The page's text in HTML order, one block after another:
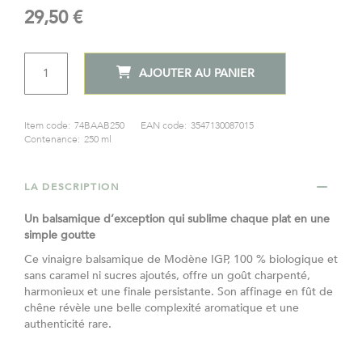
images
gallery
29,50 €
QTÉ
AJOUTER AU PANIER
Item code: 74BAAB250 EAN code: 3547130087015
Contenance: 250 ml
LA DESCRIPTION
Un balsamique d’exception qui sublime chaque plat en une
simple goutte
Ce vinaigre balsamique de Modène IGP, 100 % biologique et
sans caramel ni sucres ajoutés, offre un goût charpenté,
harmonieux et une finale persistante. Son affinage en fût de
chêne révèle une belle complexité aromatique et une
authenticité rare.